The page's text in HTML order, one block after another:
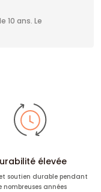
10 ans. Le
élevée
soutien durable pendant
nombreuses années